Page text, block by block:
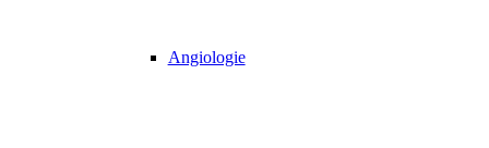
Angiologie